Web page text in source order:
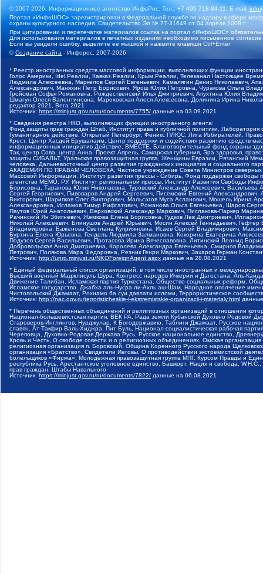
© 2007-2026, Информационное агентство ИнфоРос. Тел.: +7 495 718-84-11, E-mail:
Портал «ИнфоШОС» зарегистрирован в Федеральной службе по надзору в сфере
охраны культурного наследия. Свидетельство Эл № 77-31649 от 04 апреля 2008 г.
При цитировании и перепечатке материалов ссылка на портал «ИнфоШОС»
Для использования материалов в печатных изданиях необходимо письменное
Если вы увидели ошибку, выделите ее мышкой и нажмите клавиши Ctrl+Enter
©Создание сайта - Инфорос, 2007-2026
* Реестр иностранных средств массовой информации, выполняющих функции
Голос Америки, Idel.Реалии, Кавказ.Реалии, Крым.Реалии, Телеканал Настоящее
Людмила Алексеевна, Маркелов Сергей Евгеньевич, Камалягин Денис Николаевич,
Александрович, Маняхин Петр Борисович, Ярош Юлия Петровна, Чуракова Ольга
Гройсман Софья Романовна, Рождественский Илья Дмитриевич, Апухтина Юлия
Шмагун Олеся Валентиновна, Мароховская Алеся Алексеевна, Долинина Ирина
редактор 2021, Вега 2021
Источник: https://minjust.gov.ru/ru/documents/7755/ данные на 03.09.2021
* Сведения реестра НКО, выполняющих функции иностранного агента:
Фонд защиты прав граждан Штаб, Институт права и публичной политики,
Гуманитарное действие, Открытый Петербург, Феникс ПЛЮС, Лига Избирателей,
Крест, Центр Хасдей Ерушалаим, Центр поддержки и содействия развитию средств
информационных инициатив Действие, ВМЕСТЕ, Благотворительный фонд охраны
Так, центр Сова, центр Анна, Проект Апрель, Самарская губерния, Эра здоровья,
защиты СИБАЛЬТ, Уральская правозащитная группа, Женщины Евразии, Рязанский
человека, Дальневосточный центр развития гражданских инициатив и социального
АКАДЕМИЯ ПО ПРАВАМ ЧЕЛОВЕКА, Частное учреждение Совета Министров северных
Массовой Информации, Институт развития прессы - Сибирь, Фонд поддержки
агентство МЕМО. РУ, Институт региональной прессы, Институт Развития Свободы
Борисовна, Таранова Юлия Николаевна, Туровский Александр Алексеевич,
Сергей Георгиевич, Пивоваров Андрей Сергеевич, Писемский Евгений
Викторович, Шарипков Олег Викторович, Мальсагов Муса Асланович, Мошель Ирина
Александровна, Исламов Тимур Рифгатович, Романова Ольга Евгеньевна, Щаров
Паутов Юрий Анатольевич, Верховский Александр Маркович, Пислакова-Паркер
Рачинский Ян Збигневич, Жемкова Елена Борисовна, Гудков Лев Дмитриевич,
Николай Алексеевич, Блинушов Андрей Юрьевич, Мосин Алексей Геннадьевич,
Владимировна, Баженова Светлана Куприяновна, Исаев Сергей Владимирович,
Буртина Елена Юрьевна, Гендель Людмила Залмановна, Кокорина Екатерина
Подузов Сергей Васильевич, Протасова Ирина Вячеславовна, Литинский Леонид
Добровольская Анна Дмитриевна, Королева Александра Евгеньевна, Смирнов
Петрович, Полякова Мара Федоровна, Резник Генри Маркович, Захаров Герман
Источник: http://unro.minjust.ru/NKOForeignAgent.aspx данные на 28.08.2021
* Единый федеральный список организаций, в том числе иностранных и
Высший военный Маджлисуль Шура, Конгресс народов Ичкерии и Дагестана, Аль-
Движение Талибан, Исламская партия Туркестана, Общество социальных реформ,
Исламское государство, Джабха аль-Нусра ли-Ахль аш-Шам, Народное ополчение
Чистопольский Джамаат, Рохнамо ба суи давлати исломи, Террористическое
Источник: http://nac.gov.ru/terroristicheskie-i-ekstremistskie-organizacii-i-materialy.html
* Перечень общественных объединений и религиозных организаций в отношении
Национал-большевистская партия, ВЕК РА, Рада земли Кубанской Духовно Родовой
Староверов-Инглингов, Нурджулар, К Богодержавию, Таблиги Джамаат, Русское
славян, Ат-Такфир Валь-Хиджра, Пит Буль, Национал-социалистическая рабочая
Череповца, Духовно-Родовая Держава Русь, Русское национальное единство,
Кровь и Честь, О свободе совести и о религиозных объединениях, Омская
религиозная организация п. Боровский, Община Коренного Русского народа
организация «Братство», Свидетели Иеговы, О противодействии экстремистской
болельщиков «Фирма», Молодежная правозащитная группа МПГ, Курсом Правды и
республика Русь, Арестантское уголовное единство, Башкорт, Нация и свобода,
прав граждан, Штабы Навального
Источник: https://minjust.gov.ru/ru/documents/7822/ данные на 06.08.2021